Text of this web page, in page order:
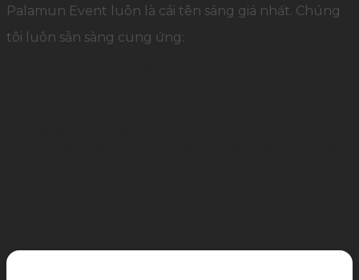
Palamun Event luôn là cái tên sáng giá nhất. Chúng
tôi luôn sẵn sàng cung ứng: